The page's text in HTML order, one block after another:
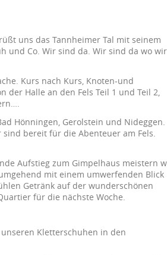
uns das Tannheimer Tal mit seinem
und Co. Wir sind da. Wir sind da wo wir
Kurs nach Kurs, Knoten-und
der Halle an den Fels Teil 1 und Teil 2,
Hönningen, Gerolstein und Nideggen.
bereit für die Abenteuer am Fels.
Aufstieg zum Gimpelhaus meistern
mit einem umwerfenden Blick
Getränk auf der wunderschönen
für die nächste Woche.
Kletterschuhen in den